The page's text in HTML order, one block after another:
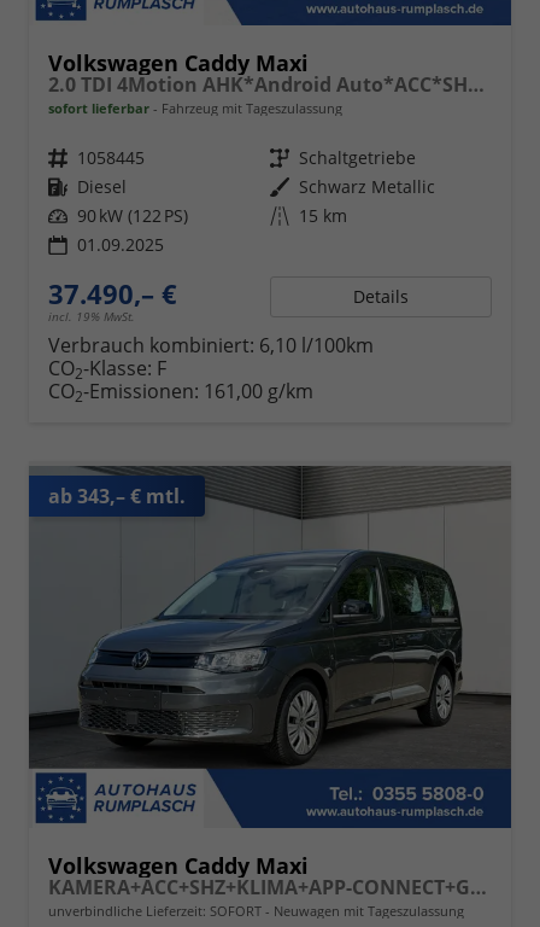
Volkswagen Caddy Maxi
2.0 TDI 4Motion AHK*Android Auto*ACC*SHZ*KAMERA*PDC*Klimaauto
sofort lieferbar Fahrzeug mit Tageszulassung
Fahrzeugnr. 1058445 Getriebe Schaltgetriebe
Kraftstoff Diesel Außenfarbe Schwarz Metallic
Leistung 90 kW (122 PS) Kilometerstand 15 km
01.09.2025
37.490,– €
incl. 19% MwSt.
Details
Verbrauch kombiniert: 6,10 l/100km
CO2-Klasse: F
CO2-Emissionen: 161,00 g/km
ab 343,– € mtl.
Volkswagen Caddy Maxi
KAMERA+ACC+SHZ+KLIMA+APP-CONNECT+GJR+PDC
unverbindliche Lieferzeit: SOFORT Neuwagen mit Tageszulassung